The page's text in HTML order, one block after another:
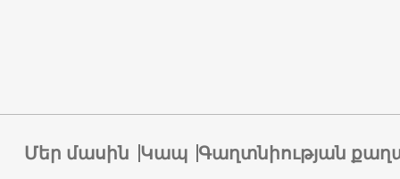
Մեր մասին Կապ Գաղտնիության